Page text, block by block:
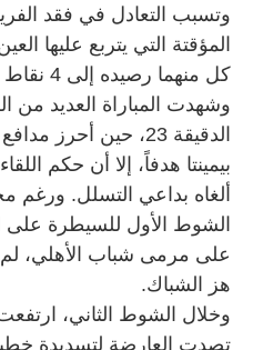
وتسبب التعادل في فقد
كل منهما رصيده إلى 4 نقاط بعد تقاسم النقاط.
وشهدت المباراة العديد من
الدقيقة 23، حين
بيمينتا هدفاً، إلا أن حكم
ألغاه بداعي التسلل. ورغم
الشوط الأول للسيطرة
على مرمى شباب الأهلي،
هز الشباك.
وخلال الشوط الثاني،
تصدت العارضة لتسديدة